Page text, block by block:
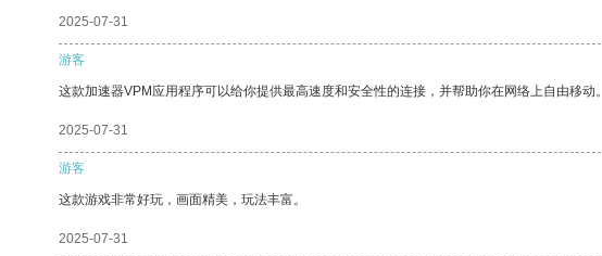
2025-07-31
游客
这款加速器VPM应用程序可以给你提供最高速度和安全性的连接，并帮助你在网络上自由移动。
2025-07-31
游客
这款游戏非常好玩，画面精美，玩法丰富。
2025-07-31